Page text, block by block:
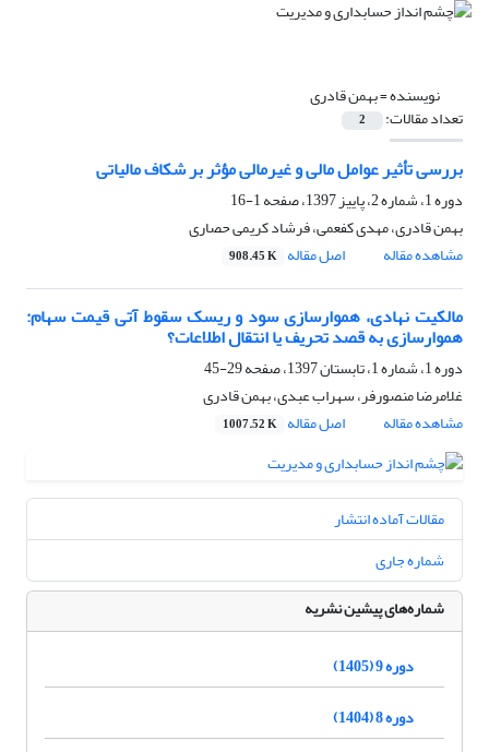
نویسنده =بهمن قادری
تعداد مقالات: 2
بررسی تأثیر عوامل مالی و غیرمالی مؤثر بر شکاف مالیاتی
دوره 1، شماره 2، پاییز 1397، صفحه
1-16
بهمن قادری، مهدی کفعمی، فرشاد کریمی حصاری
مشاهده مقاله
اصل مقاله 908.45 K
مالکیت نهادی، هموارسازی سود و ریسک سقوط آتی قیمت سهام:
هموارسازی به ‌قصد تحریف یا انتقال اطلاعات؟
دوره 1، شماره 1، تابستان 1397، صفحه
29-45
غلامرضا منصورفر، سهراب عبدی، بهمن قادری
مشاهده مقاله
اصل مقاله 1007.52 K
مقالات آماده انتشار
شماره جاری
شماره‌های پیشین نشریه
دوره 9 (1405)
دوره 8 (1404)